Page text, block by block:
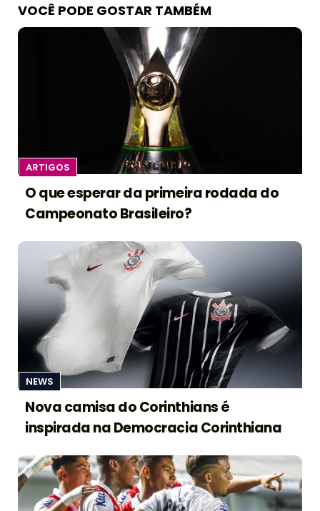
VOCÊ PODE GOSTAR TAMBÉM
ARTIGOS
O que esperar da primeira rodada do
Campeonato Brasileiro?
NEWS
Nova camisa do Corinthians é
inspirada na Democracia Corinthiana